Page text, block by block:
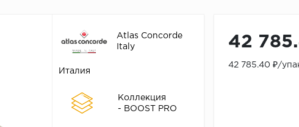
Atlas Concorde
Italy
Италия
Коллекция
- BOOST PRO
42
42 785.40 ₽/